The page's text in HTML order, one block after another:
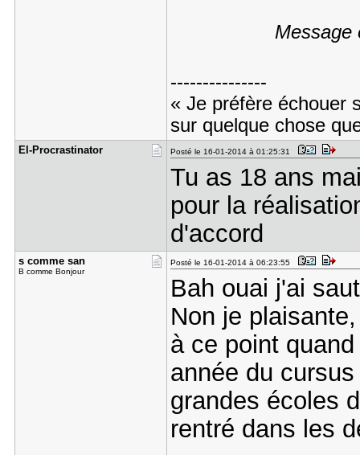
Message
---------------
« Je préfère échouer
sur quelque chose
El-Procras​tinator Posté le 16-01-2014 à 01:25:31
Tu as 18 ans
pour la
d'accord
s comme sa​n
B comme Bonjour
Posté le 16-01-2014 à 06:23:55
Bah ouai j'ai
Non je
à ce point
année du
grandes écoles
rentré dans les